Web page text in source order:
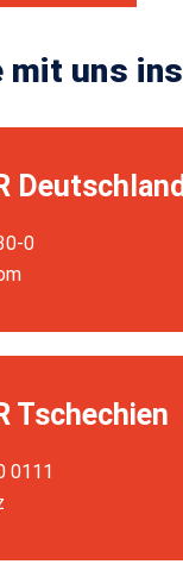
mit uns
0
Tschechien
0111